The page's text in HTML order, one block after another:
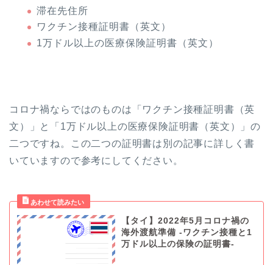
滞在先住所
ワクチン接種証明書（英文）
1万ドル以上の医療保険証明書（英文）
コロナ禍ならではのものは「ワクチン接種証明書（英
文）」と「1万ドル以上の医療保険証明書（英文）」の
二つですね。この二つの証明書は別の記事に詳しく書
いていますので参考にしてください。
【タイ】2022年5月コロナ禍の
海外渡航準備 -ワクチン接種と1
万ドル以上の保険の証明書-